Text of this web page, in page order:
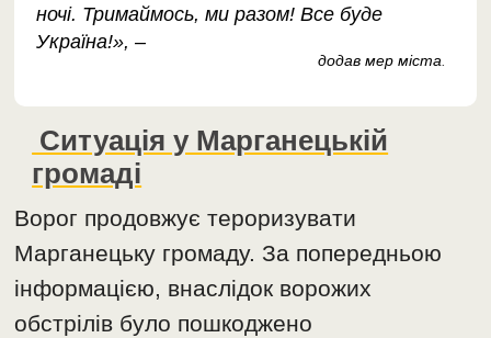
ночі. Тримаймось, ми разом! Все буде
Україна!», –
додав мер міста.
Ситуація у Марганецькій
громаді
Ворог продовжує тероризувати
Марганецьку громаду. За попередньою
інформацією, внаслідок ворожих
обстрілів було пошкоджено